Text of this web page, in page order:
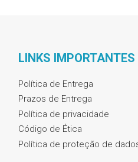
LINKS IMPORTANTES
Política de Entrega
Prazos de Entrega
Política de privacidade
Código de Ética
Política de proteção de